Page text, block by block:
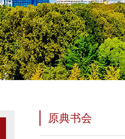
原典书会